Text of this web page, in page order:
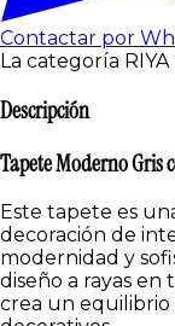
Contactar por
La categoría
Descripción
Tapete Moderno Gris
Este tapete es
decoración de
modernidad y
diseño a rayas
crea un equilibrio